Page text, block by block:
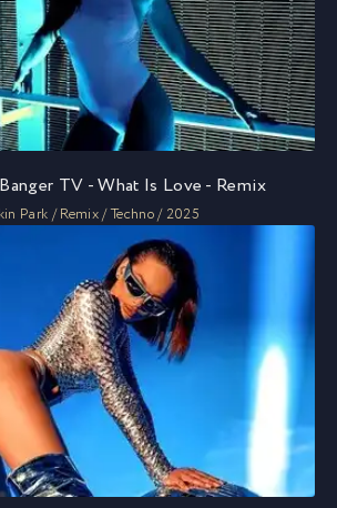
TV - What Is Love - Remix
Park / Remix / Techno / 2025